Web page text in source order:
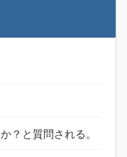
？と質問される。